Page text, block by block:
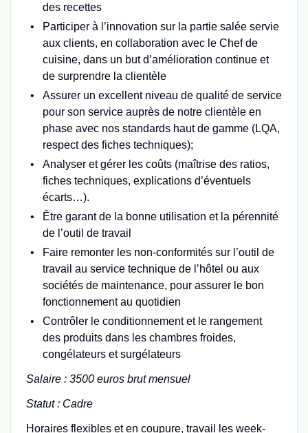
des recettes
Participer à l’innovation sur la partie salée servie
aux clients, en collaboration avec le Chef de
cuisine, dans un but d’amélioration continue et
de surprendre la clientèle
Assurer un excellent niveau de qualité de service
pour son service auprès de notre clientèle en
phase avec nos standards haut de gamme (LQA,
respect des fiches techniques);
Analyser et gérer les coûts (maîtrise des ratios,
fiches techniques, explications d’éventuels
écarts…).
Être garant de la bonne utilisation et la pérennité
de l’outil de travail
Faire remonter les non-conformités sur l’outil de
travail au service technique de l’hôtel ou aux
sociétés de maintenance, pour assurer le bon
fonctionnement au quotidien
Contrôler le conditionnement et le rangement
des produits dans les chambres froides,
congélateurs et surgélateurs
Salaire : 3500 euros brut mensuel
Statut : Cadre
Horaires flexibles et en coupure, travail les week-